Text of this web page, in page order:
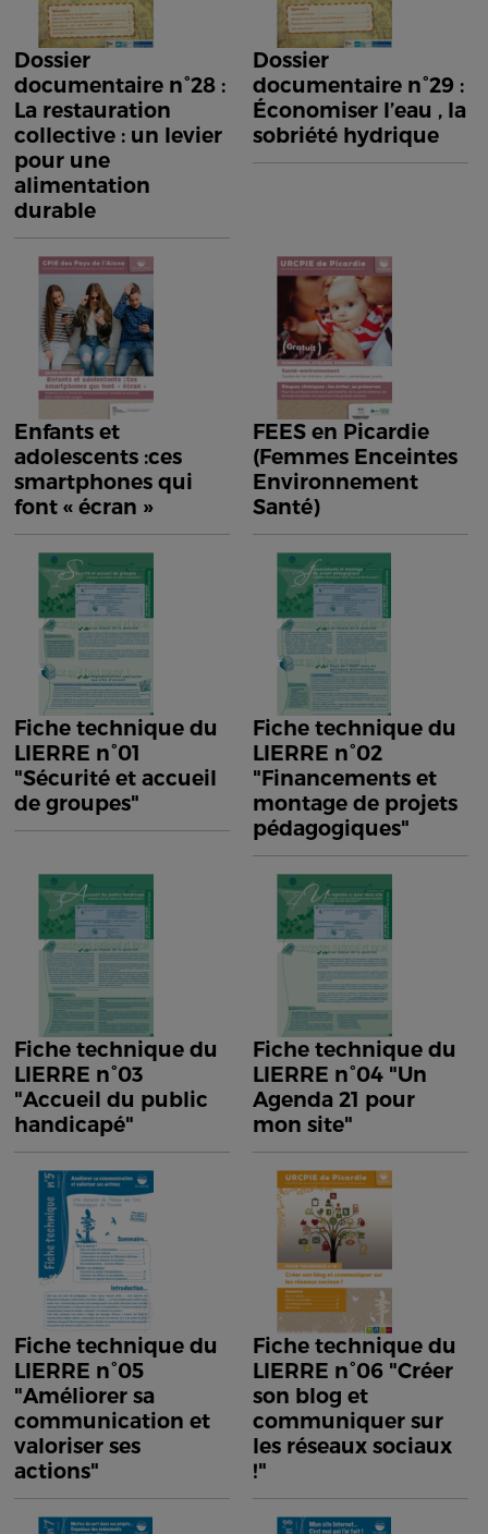
Dossier
documentaire n°28 :
La restauration
collective : un levier
pour une
alimentation
durable
Dossier
documentaire n°29 :
Économiser l’eau , la
sobriété hydrique
Enfants et
adolescents :ces
smartphones qui
font « écran »
FEES en Picardie
(Femmes Enceintes
Environnement
Santé)
Fiche technique du
LIERRE n°01
"Sécurité et accueil
de groupes"
Fiche technique du
LIERRE n°02
"Financements et
montage de projets
pédagogiques"
Fiche technique du
LIERRE n°03
"Accueil du public
handicapé"
Fiche technique du
LIERRE n°04 "Un
Agenda 21 pour
mon site"
Fiche technique du
LIERRE n°05
"Améliorer sa
communication et
valoriser ses
actions"
Fiche technique du
LIERRE n°06 "Créer
son blog et
communiquer sur
les réseaux sociaux
!"